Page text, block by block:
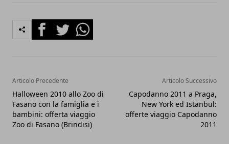
FacebookTwitterWhatsapp
Articolo Precedente
Halloween 2010 allo Zoo di
Fasano con la famiglia e i
bambini: offerta viaggio
Zoo di Fasano (Brindisi)
Articolo Successivo
Capodanno 2011 a Praga,
New York ed Istanbul:
offerte viaggio Capodanno
2011